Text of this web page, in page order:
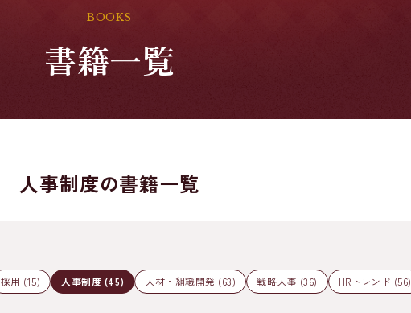
BOOKS
書籍一覧
人事制度の書籍一覧
採用 (15) 人事制度 (45) 人材・組織開発 (63) 戦略人事 (36) HRトレンド (56)